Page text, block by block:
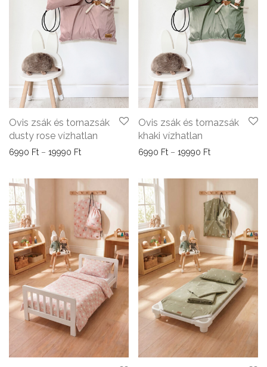
Ovis zsák és tornazsák
dusty rose vízhatlan
6990 Ft – 19990 FtÁrtartomány: 6990 Ft - 19990 Ft
Ovis zsák és tornazsák
khaki vízhatlan
6990 Ft – 19990 FtÁrtartomány: